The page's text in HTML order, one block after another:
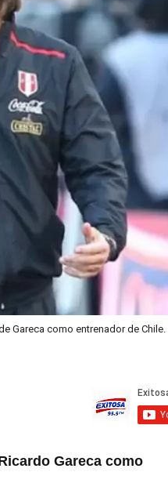
Gareca como entrenador de Chile.
Gareca como